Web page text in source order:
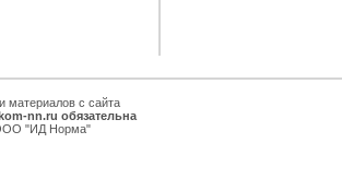
материалов с сайта
nn.ru обязательна
"ИД Норма"